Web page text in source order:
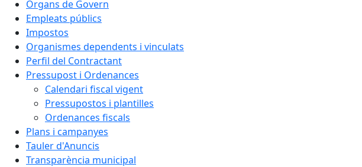
Òrgans de Govern
Empleats públics
Impostos
Organismes dependents i vinculats
Perfil del Contractant
Pressupost i Ordenances
Calendari fiscal vigent
Pressupostos i plantilles
Ordenances fiscals
Plans i campanyes
Tauler d'Anuncis
Transparència municipal